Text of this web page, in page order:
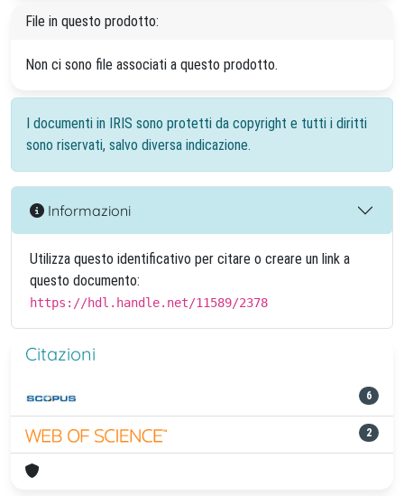
File in questo prodotto:
Non ci sono file associati a questo prodotto.
I documenti in IRIS sono protetti da copyright e tutti i diritti
sono riservati, salvo diversa indicazione.
Informazioni
Utilizza questo identificativo per citare o creare un link a
questo documento:
https://hdl.handle.net/11589/2378
Citazioni
6
2